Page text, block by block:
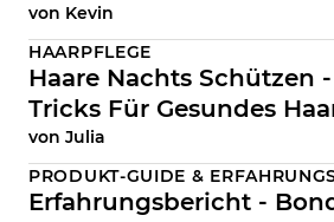
von Kevin
HAARPFLEGE
Haare Nachts Schützen
Tricks Für Gesundes
von Julia
PRODUKT-GUIDE &
Erfahrungsbericht -